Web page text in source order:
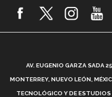
2026! (video)
¿Cómo es
AV. EUGENIO GARZA SADA
MONTERREY, NUEVO LEÓN,
TECNOLÓGICO Y DE ESTUDIOS